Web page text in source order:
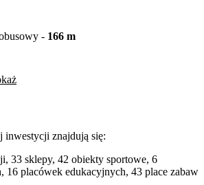
- 166m
inwestycji znajdują się:
33 sklepy, 42 obiekty sportowe, 6
16 placówek edukacyjnych, 43 place zabaw